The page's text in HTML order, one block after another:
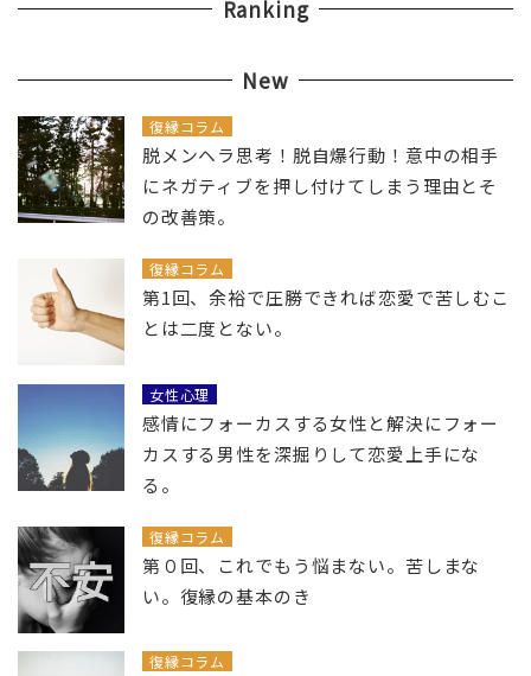
Ranking
New
復縁コラム
脱メンヘラ思考！脱自爆行動！意中の相手
にネガティブを押し付けてしまう理由とそ
の改善策。
復縁コラム
第1回、余裕で圧勝できれば恋愛で苦しむこ
とは二度とない。
女性心理
感情にフォーカスする女性と解決にフォー
カスする男性を深掘りして恋愛上手にな
る。
復縁コラム
第０回、これでもう悩まない。苦しまな
い。復縁の基本のき
復縁コラム